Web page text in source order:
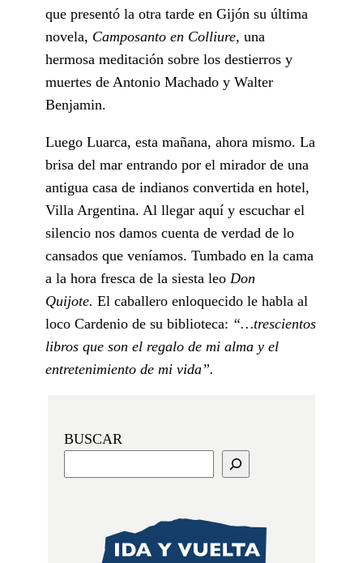
que presentó la otra tarde en Gijón su última
novela, Camposanto en Colliure, una
hermosa meditación sobre los destierros y
muertes de Antonio Machado y Walter
Benjamin.
Luego Luarca, esta mañana, ahora mismo. La
brisa del mar entrando por el mirador de una
antigua casa de indianos convertida en hotel,
Villa Argentina. Al llegar aquí y escuchar el
silencio nos damos cuenta de verdad de lo
cansados que veníamos. Tumbado en la cama
a la hora fresca de la siesta leo Don
Quijote. El caballero enloquecido le habla al
loco Cardenio de su biblioteca: “…trescientos
libros que son el regalo de mi alma y el
entretenimiento de mi vida”.
BUSCAR